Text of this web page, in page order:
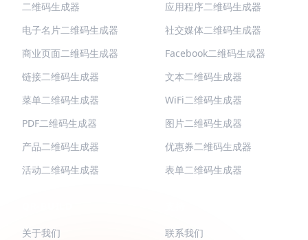
二维码生成器
电子名片二维码生成器
商业页面二维码生成器
链接二维码生成器
菜单二维码生成器
PDF二维码生成器
产品二维码生成器
活动二维码生成器
应用程序二维码生成器
社交媒体二维码生成器
Facebook二维码生成器
文本二维码生成器
WiFi二维码生成器
图片二维码生成器
优惠券二维码生成器
表单二维码生成器
关于我们
联系我们